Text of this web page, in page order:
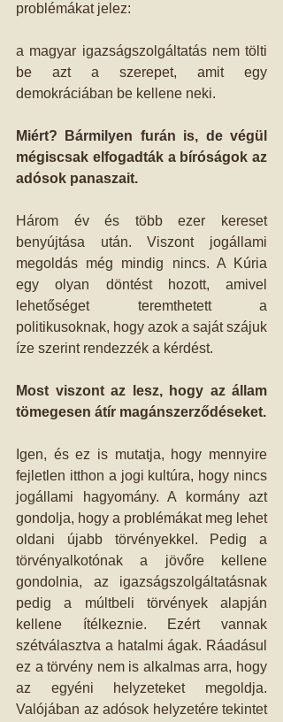
problémákat jelez:
a magyar igazságszolgáltatás nem tölti
be azt a szerepet, amit egy
demokráciában be kellene neki.
Miért? Bármilyen furán is, de végül
mégiscsak elfogadták a bíróságok az
adósok panaszait.
Három év és több ezer kereset
benyújtása után. Viszont jogállami
megoldás még mindig nincs. A Kúria
egy olyan döntést hozott, amivel
lehetőséget teremthetett a
politikusoknak, hogy azok a saját szájuk
íze szerint rendezzék a kérdést.
Most viszont az lesz, hogy az állam
tömegesen átír magánszerződéseket.
Igen, és ez is mutatja, hogy mennyire
fejletlen itthon a jogi kultúra, hogy nincs
jogállami hagyomány. A kormány azt
gondolja, hogy a problémákat meg lehet
oldani újabb törvényekkel. Pedig a
törvényalkotónak a jövőre kellene
gondolnia, az igazságszolgáltatásnak
pedig a múltbeli törvények alapján
kellene ítélkeznie. Ezért vannak
szétválasztva a hatalmi ágak. Ráadásul
ez a törvény nem is alkalmas arra, hogy
az egyéni helyzeteket megoldja.
Valójában az adósok helyzetére tekintet